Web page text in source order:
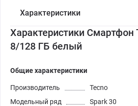
Характеристики
Характеристики Смартфон
8/128 ГБ белый
Общие характеристики
Производитель
Tecno
Модельный ряд
Spark 30